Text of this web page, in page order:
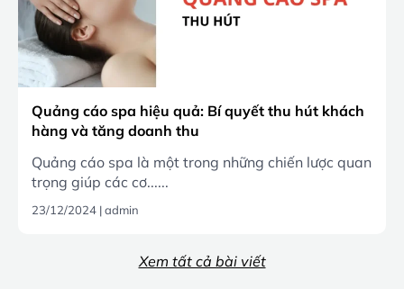
Quảng cáo spa hiệu quả: Bí quyết thu hút khách
hàng và tăng doanh thu
Quảng cáo spa là một trong những chiến lược quan
trọng giúp các cơ......
23/12/2024 |admin
Xem tất cả bài viết